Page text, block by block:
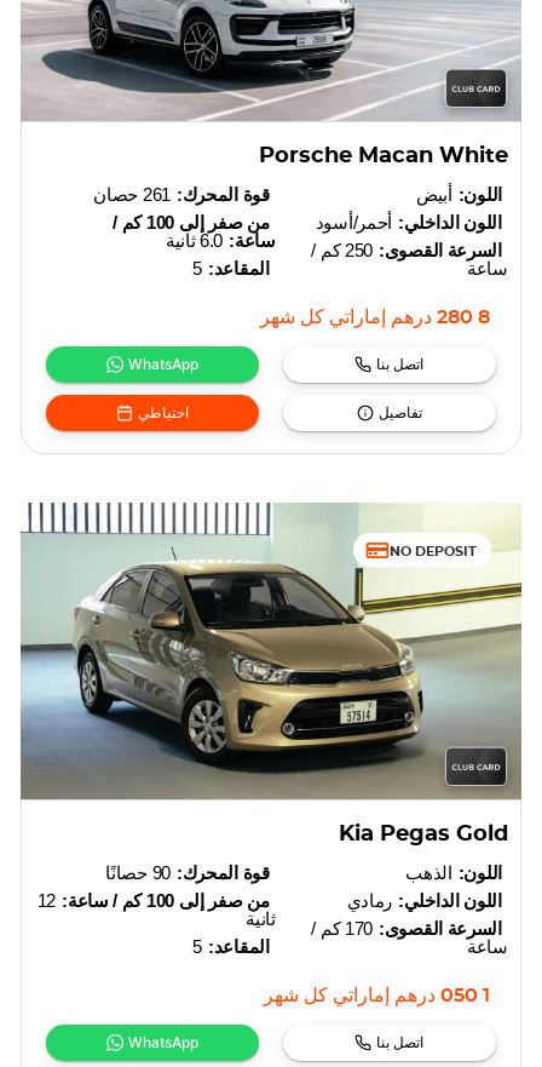
Porsche Macan White
قوة المحرك: 261 حصان
من صفر إلى 100 كم /
ساعة: 6.0 ثانية
المقاعد: 5
اللون: أبيض
اللون الداخلي: أحمر/أسود
السرعة القصوى:
250 كم /
ساعة
8 280 درهم إماراتي كل شهر
WhatsApp اتصل بنا
احتياطي تفاصيل
NO DEPOSIT
Kia Pegas Gold
قوة المحرك: 90 حصانًا
من صفر إلى 100 كم / ساعة:
12
ثانية
المقاعد: 5
اللون: الذهب
اللون الداخلي: رمادي
السرعة القصوى:
170 كم /
ساعة
1 050 درهم إماراتي كل شهر
WhatsApp اتصل بنا